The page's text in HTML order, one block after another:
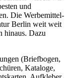
und
Die Werbemittel-
Berlin weit weit
hinaus. Dazu
(Briefbogen,
Kataloge,